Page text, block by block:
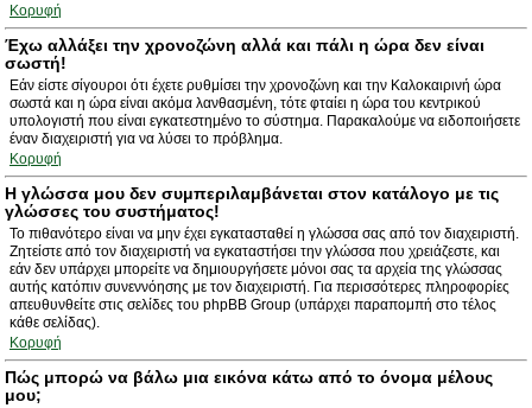
Κορυφή
Έχω αλλάξει την χρονοζώνη αλλά και πάλι η ώρα δεν είναι
σωστή!
Εάν είστε σίγουροι ότι έχετε ρυθμίσει την χρονοζώνη και την Καλοκαιρινή ώρα
σωστά και η ώρα είναι ακόμα λανθασμένη, τότε φταίει η ώρα του κεντρικού
υπολογιστή που είναι εγκατεστημένο το σύστημα. Παρακαλούμε να ειδοποιήσετε
έναν διαχειριστή για να λύσει το πρόβλημα.
Κορυφή
Η γλώσσα μου δεν συμπεριλαμβάνεται στον κατάλογο με τις
γλώσσες του συστήματος!
Το πιθανότερο είναι να μην έχει εγκατασταθεί η γλώσσα σας από τον διαχειριστή.
Ζητείστε από τον διαχειριστή να εγκαταστήσει την γλώσσα που χρειάζεστε, και
εάν δεν υπάρχει μπορείτε να δημιουργήσετε μόνοι σας τα αρχεία της γλώσσας
αυτής κατόπιν συνεννόησης με τον διαχειριστή. Για περισσότερες πληροφορίες
απευθυνθείτε στις σελίδες του phpBB Group (υπάρχει παραπομπή στο τέλος
κάθε σελίδας).
Κορυφή
Πώς μπορώ να βάλω μια εικόνα κάτω από το όνομα μέλους
μου;